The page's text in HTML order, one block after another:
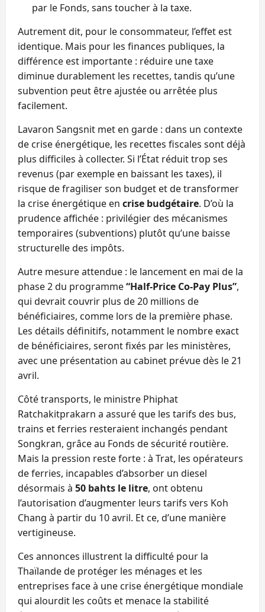
par le Fonds, sans toucher à la taxe.
Autrement dit, pour le consommateur, l’effet est
identique. Mais pour les finances publiques, la
différence est importante : réduire une taxe
diminue durablement les recettes, tandis qu’une
subvention peut être ajustée ou arrêtée plus
facilement.
Lavaron Sangsnit met en garde : dans un contexte
de crise énergétique, les recettes fiscales sont déjà
plus difficiles à collecter. Si l’État réduit trop ses
revenus (par exemple en baissant les taxes), il
risque de fragiliser son budget et de transformer
la crise énergétique en crise budgétaire. D’où la
prudence affichée : privilégier des mécanismes
temporaires (subventions) plutôt qu’une baisse
structurelle des impôts.
Autre mesure attendue : le lancement en mai de la
phase 2 du programme“Half-Price Co-Pay Plus”,
qui devrait couvrir plus de 20 millions de
bénéficiaires, comme lors de la première phase.
Les détails définitifs, notamment le nombre exact
de bénéficiaires, seront fixés par les ministères,
avec une présentation au cabinet prévue dès le 21
avril.
Côté transports, le ministre Phiphat
Ratchakitprakarn a assuré que les tarifs des bus,
trains et ferries resteraient inchangés pendant
Songkran, grâce au Fonds de sécurité routière.
Mais la pression reste forte : à Trat, les opérateurs
de ferries, incapables d’absorber un diesel
désormais à 50 bahts le litre, ont obtenu
l’autorisation d’augmenter leurs tarifs vers Koh
Chang à partir du 10 avril. Et ce, d’une manière
vertigineuse.
Ces annonces illustrent la difficulté pour la
Thaïlande de protéger les ménages et les
entreprises face à une crise énergétique mondiale
qui alourdit les coûts et menace la stabilité